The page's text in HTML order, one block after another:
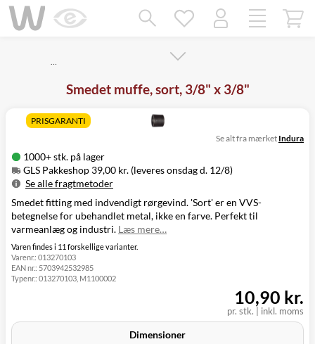
…
Smedet muffe, sort, 3/8" x 3/8"
PRISGARANTI
1000+ stk. på lager
GLS Pakkeshop 39,00 kr. (leveres onsdag d. 12/8)
Se alle fragtmetoder
Metode
Pris
Leveres
GLS Pakkeshop
39,00 kr.
Onsdag d. 12/8
GLS
Hjemmelevering
GLS Erhverv
Direkte levering
Click&Collect i
Se alt fra mærket Indura
Smedet fitting med indvendigt rørgevind. 'Sort' er en VVS-
betegnelse for ubehandlet metal, ikke en farve. Perfekt til
varmeanlæg og industri. Læs mere…
Varen findes i 11 forskellige varianter.
Varenr.: 013270103
EAN nr.: 5703942532985
Typenr.: 013270103, M1100002
pr. stk. inkl. moms
10,90 kr.
Dimensioner
Mangler chatten?
Ret samtykke!